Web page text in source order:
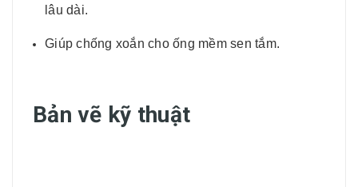
lâu dài.
Giúp chống xoắn cho ống mềm sen tắm.
Bản vẽ kỹ thuật